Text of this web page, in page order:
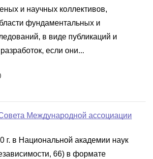
и научных коллективов,
фундаментальных и
в виде публикаций и
если они...
Международной ассоциации
г. в Национальной академии наук
66) в формате